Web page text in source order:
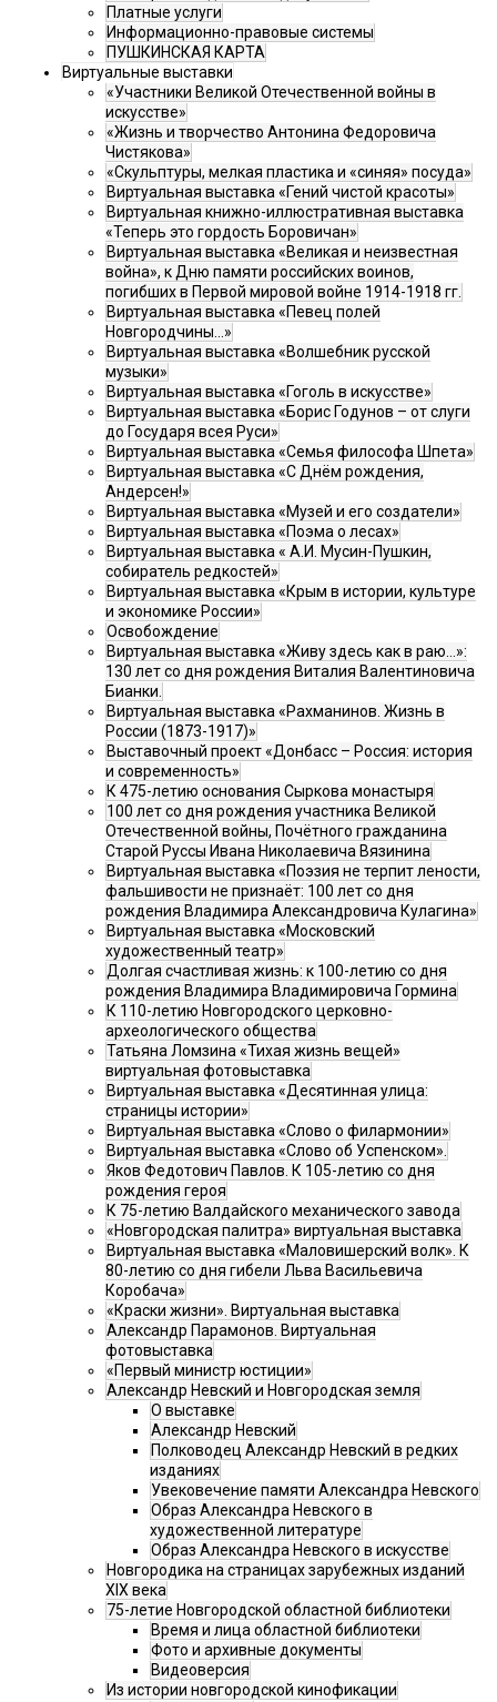
Платные услуги
Информационно-правовые системы
ПУШКИНСКАЯ КАРТА
Виртуальные выставки
«Участники Великой Отечественной войны в
искусстве»
«Жизнь и творчество Антонина Федоровича
Чистякова»
«Скульптуры, мелкая пластика и «синяя» посуда»
Виртуальная выставка «Гений чистой красоты»
Виртуальная книжно-иллюстративная выставка
«Теперь это гордость Боровичан»
Виртуальная выставка «Великая и неизвестная
война», к Дню памяти российских воинов,
погибших в Первой мировой войне 1914-1918 гг.
Виртуальная выставка «Певец полей
Новгородчины…»
Виртуальная выставка «Волшебник русской
музыки»
Виртуальная выставка «Гоголь в искусстве»
Виртуальная выставка «Борис Годунов – от слуги
до Государя всея Руси»
Виртуальная выставка «Семья философа Шпета»
Виртуальная выставка «С Днём рождения,
Андерсен!»
Виртуальная выставка «Музей и его создатели»
Виртуальная выставка «Поэма о лесах»
Виртуальная выставка « А.И. Мусин-Пушкин,
собиратель редкостей»
Виртуальная выставка «Крым в истории, культуре
и экономике России»
Освобождение
Виртуальная выставка «Живу здесь как в раю…»:
130 лет со дня рождения Виталия Валентиновича
Бианки.
Виртуальная выставка «Рахманинов. Жизнь в
России (1873-1917)»
Выставочный проект «Донбасс – Россия: история
и современность»
К 475-летию основания Сыркова монастыря
100 лет со дня рождения участника Великой
Отечественной войны, Почётного гражданина
Старой Руссы Ивана Николаевича Вязинина
Виртуальная выставка «Поэзия не терпит лености,
фальшивости не признаёт: 100 лет со дня
рождения Владимира Александровича Кулагина»
Виртуальная выставка «Московский
художественный театр»
Долгая счастливая жизнь: к 100-летию со дня
рождения Владимира Владимировича Гормина
К 110-летию Новгородского церковно-
археологического общества
Татьяна Ломзина «Тихая жизнь вещей»
виртуальная фотовыставка
Виртуальная выставка «Десятинная улица:
страницы истории»
Виртуальная выставка «Слово о филармонии»
Виртуальная выставка «Слово об Успенском».
Яков Федотович Павлов. К 105-летию со дня
рождения героя
К 75-летию Валдайского механического завода
«Новгородская палитра» виртуальная выставка
Виртуальная выставка «Маловишерский волк». К
80-летию со дня гибели Льва Васильевича
Коробача»
«Краски жизни». Виртуальная выставка
Александр Парамонов. Виртуальная
фотовыставка
«Первый министр юстиции»
Александр Невский и Новгородская земля
О выставке
Александр Невский
Полководец Александр Невский в редких
изданиях
Увековечение памяти Александра Невского
Образ Александра Невского в
художественной литературе
Образ Александра Невского в искусстве
Новгородика на страницах зарубежных изданий
XIX века
75-летие Новгородской областной библиотеки
Время и лица областной библиотеки
Фото и архивные документы
Видеоверсия
Из истории новгородской кинофикации